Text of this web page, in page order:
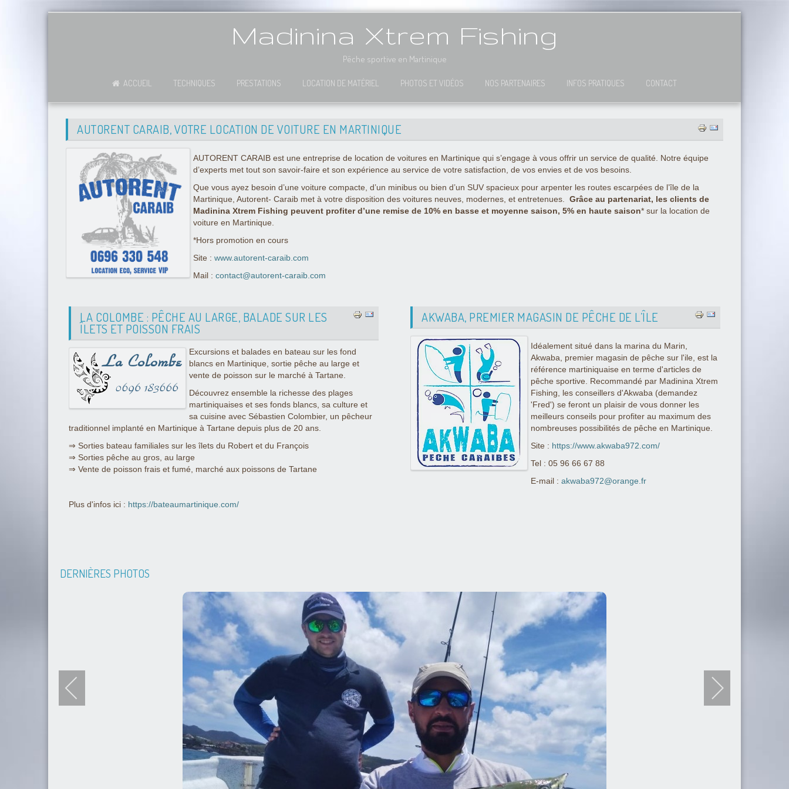
Madinina Xtrem Fishing
Pêche sportive en Martinique
ACCUEIL TECHNIQUES PRESTATIONS LOCATION DE MATÉRIEL PHOTOS ET VIDÉOS NOS PARTENAIRES INFOS PRATIQUES CONTACT
AUTORENT CARAIB, VOTRE LOCATION DE VOITURE EN MARTINIQUE
AUTORENT CARAIB est une entreprise de location de voitures en Martinique qui s’engage à vous offrir un service de qualité. Notre équipe
d’experts met tout son savoir-faire et son expérience au service de votre satisfaction, de vos envies et de vos besoins.
Que vous ayez besoin d’une voiture compacte, d’un minibus ou bien d’un SUV spacieux pour arpenter les routes escarpées de l’île de la
Martinique, Autorent- Caraib met à votre disposition des voitures neuves, modernes, et entretenues. Grâce au partenariat, les clients de
Madinina Xtrem Fishing peuvent profiter d’une remise de 10% en basse et moyenne saison, 5% en haute saison* sur la location de
voiture en Martinique.
*Hors promotion en cours
Site : www.autorent-caraib.com
Mail : contact@autorent-caraib.com
LA COLOMBE : PÊCHE AU LARGE, BALADE SUR LES
ÎLETS ET POISSON FRAIS
Excursions et balades en bateau sur les fond
blancs en Martinique, sortie pêche au large et
vente de poisson sur le marché à Tartane.
Découvrez ensemble la richesse des plages
martiniquaises et ses fonds blancs, sa culture et
sa cuisine avec Sébastien Colombier, un pêcheur
traditionnel implanté en Martinique à Tartane depuis plus de 20 ans.
⇒ Sorties bateau familiales sur les îlets du Robert et du François
⇒ Sorties pêche au gros, au large
⇒ Vente de poisson frais et fumé, marché aux poissons de Tartane
Plus d'infos ici : https://bateaumartinique.com/
AKWABA, PREMIER MAGASIN DE PÊCHE DE L’ÎLE
Idéalement situé dans la marina du Marin,
Akwaba, premier magasin de pêche sur l'ile, est la
référence martiniquaise en terme d'articles de
pêche sportive. Recommandé par Madinina Xtrem
Fishing, les conseillers d'Akwaba (demandez
'Fred') se feront un plaisir de vous donner les
meilleurs conseils pour profiter au maximum des
nombreuses possibilités de pêche en Martinique.
Site : https://www.akwaba972.com/
Tel : 05 96 66 67 88
E-mail :akwaba972@orange.fr
DERNIÈRES PHOTOS